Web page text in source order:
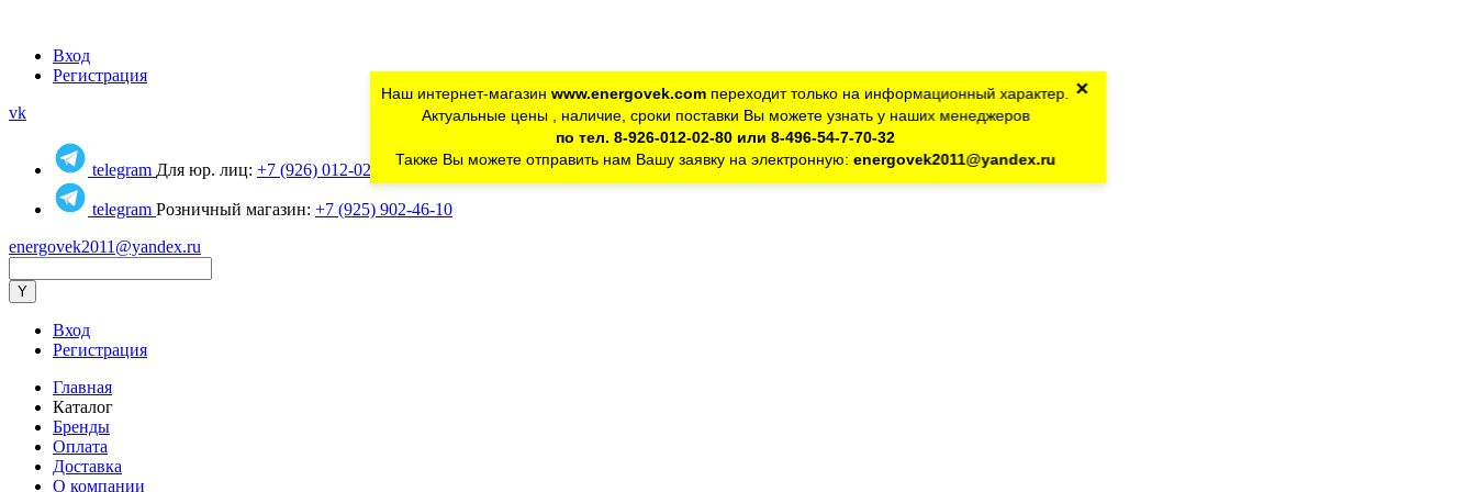
Вход
Регистрация
vk
telegram Для юр. лиц: +7 (926) 012-02-80
telegram Розничный магазин: +7 (925) 902-46-10
energovek2011@yandex.ru
Наш интернет-магазин www.energovek.comпереходит только на информационный характер.
Актуальные цены , наличие, сроки поставки Вы можете узнать у наших менеджеров
по тел. 8-926-012-02-80 или 8-496-54-7-70-32
Также Вы можете отправить нам Вашу заявку на электронную: energovek2011@yandex.ru
×
Вход
Регистрация
Главная
Каталог
Бренды
Оплата
Доставка
О компании